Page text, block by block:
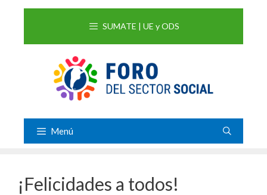
SUMATE | UE y ODS
Menú
¡Felicidades a todos!